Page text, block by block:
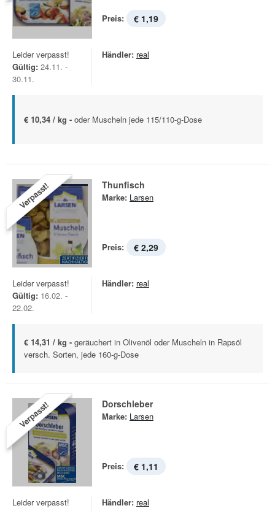
Preis: € 1,19
Leider verpasst!
Gültig: 24.11. -
30.11.
Händler: real
€ 10,34 / kg - oder Muscheln jede 115/110-g-Dose
Verpasst! Thunfisch
Marke: Larsen
Preis: € 2,29
Leider verpasst!
Gültig: 16.02. -
22.02.
Händler: real
€ 14,31 / kg - geräuchert in Olivenöl oder Muscheln in Rapsöl
versch. Sorten, jede 160-g-Dose
Verpasst! Dorschleber
Marke: Larsen
Preis: € 1,11
Leider verpasst!
Händler: real